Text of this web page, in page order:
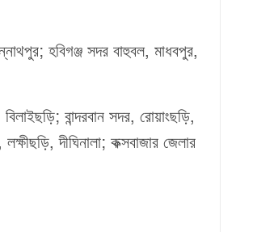
হবিগঞ্জ সদর বাহুবল, মাধবপুর,
বান্দরবান সদর, রোয়াংছড়ি,
দীঘিনালা; কক্সবাজার জেলার